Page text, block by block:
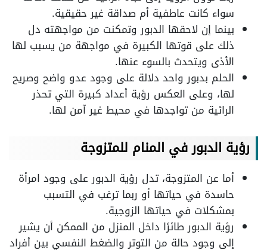
سواء كانت عاطفية أم صداقة غير حقيقية.
بينما إن لاحقها الدبور وتمكنت من مواجهته دل
ذلك على قوتها الكبيرة في مواجهة من يسبب لها
الأذى ويتحدث بالسوء عنها.
الحلم بدبور واحد دلالة على وجود عدو واضح وصريح
لها، وعلى العكس رؤية أعداد كبيرة التي تحذر
الرائية من تواجدها في محيط غير آمن لها.
رؤية الدبور في المنام للمتزوجة
أما عن المتزوجة، تدل رؤية الدبور على وجود امرأة
حاسدة في حياتها أو ربما ترغب في التسبب
بمشكلات في حياتها الزوجية.
رؤية الدبور طائرًا داخل المنزل من الممكن أن يشير
إلى وجود حالة من التوتر والضغط النفسي بين أفراد